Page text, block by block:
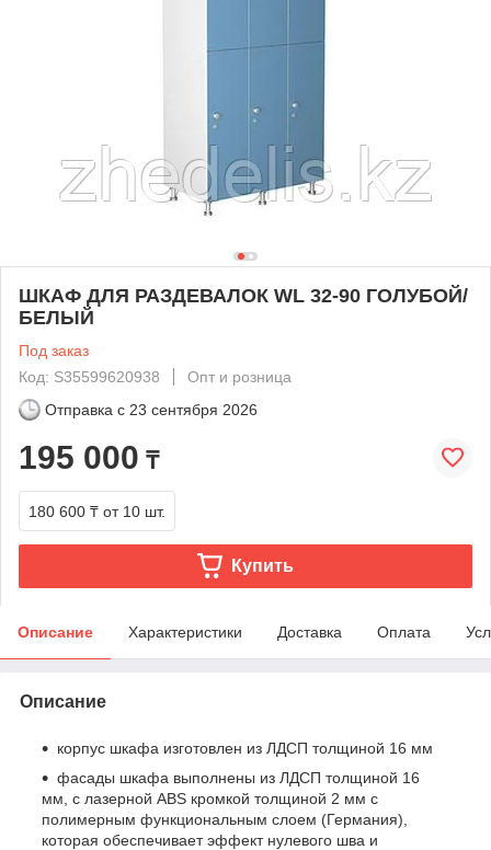
ШКАФ ДЛЯ РАЗДЕВАЛОК WL 32-90 ГОЛУБОЙ/
БЕЛЫЙ
Под заказ
Код: S35599620938
Опт и розница
Отправка с 23 сентября 2026
195 000 ₸
180 600 ₸ от 10 шт.
Купить
Описание Характеристики Доставка Оплата
Описание
корпус шкафа изготовлен из ЛДСП толщиной 16 мм
фасады шкафа выполнены из ЛДСП толщиной 16
мм, с лазерной ABS кромкой толщиной 2 мм с
полимерным функциональным слоем (Германия),
которая обеспечивает эффект нулевого шва и